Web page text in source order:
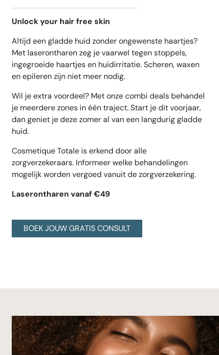
Unlock your hair free skin
Altijd een gladde huid zonder ongewenste haartjes?
Met laserontharen zeg je vaarwel tegen stoppels,
ingegroeide haartjes en huidirritatie. Scheren, waxen
en epileren zijn niet meer nodig.
Wil je extra voordeel? Met onze combi deals behandel
je meerdere zones in één traject. Start je dit voorjaar,
dan geniet je deze zomer al van een langdurig gladde
huid.
Cosmetique Totale is erkend door alle
zorgverzekeraars. Informeer welke behandelingen
mogelijk worden vergoed vanuit de zorgverzekering.
Laserontharen vanaf €49
BOEK JOUW GRATIS CONSULT